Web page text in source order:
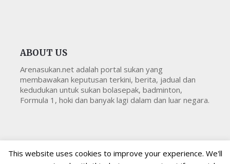
ABOUT US
Arenasukan.net adalah portal sukan yang
membawakan keputusan terkini, berita, jadual dan
kedudukan untuk sukan bolasepak, badminton,
Formula 1, hoki dan banyak lagi dalam dan luar negara.
This website uses cookies to improve your experience. We'll